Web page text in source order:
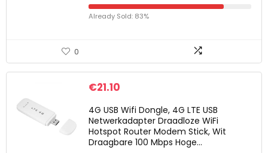
Already Sold: 83%
0
€21.10
4G USB Wifi Dongle, 4G LTE USB
Netwerkadapter Draadloze WiFi
Hotspot Router Modem Stick, Wit
Draagbare 100 Mbps Hoge…